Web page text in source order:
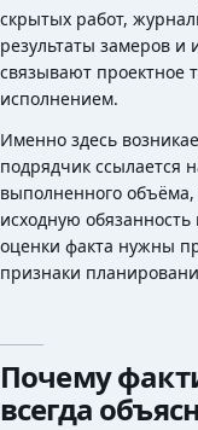
скрытых работ,
результаты замеров
связывают проектное
исполнением.
Именно здесь
подрядчик ссылается
выполненного объёма,
исходную
оценки факта нужны
признаки
Почему
всегда